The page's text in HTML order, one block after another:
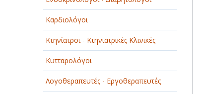
ΕΜΠΟΡΙΟ - ΕΜΠΟΡΙΚΑ ΚΑΤΑΣΤΗΜΑΤΑ
ΕΡΓΟΣΤΑΣΙΑ - ΒΙΟΜΗΧΑΝΙΕΣ
ΞΕΝΟΔΟΧΕΙΑ - ΤΟΥΡΙΣΜΟΣ
ΟΜΟΡΦΙΑ
Καρδιολόγοι
Κτηνίατροι - Κτηνιατρικές Κλινικές
Κυτταρολόγοι
Λογοθεραπευτές - Εργοθεραπευτές